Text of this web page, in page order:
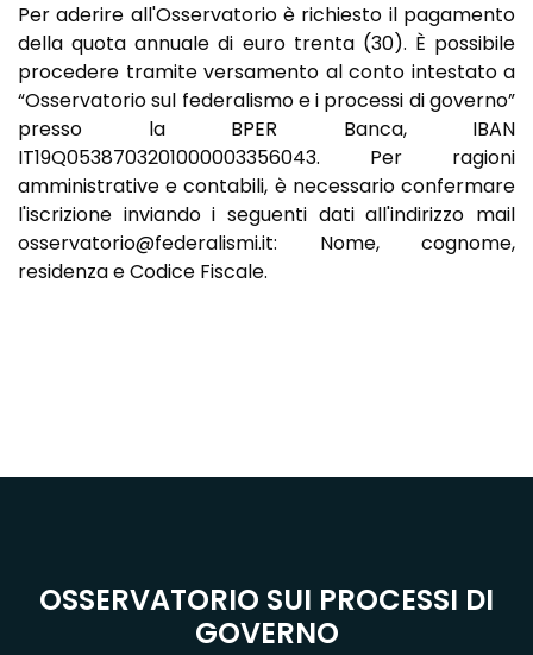
Per aderire all'Osservatorio è richiesto il pagamento
della quota annuale di euro trenta (30). È possibile
procedere tramite versamento al conto intestato a
“Osservatorio sul federalismo e i processi di governo”
presso la BPER Banca, IBAN
IT19Q0538703201000003356043. Per ragioni
amministrative e contabili, è necessario confermare
l'iscrizione inviando i seguenti dati all'indirizzo mail
osservatorio@federalismi.it: Nome, cognome,
residenza e Codice Fiscale.
OSSERVATORIO SUI PROCESSI DI
GOVERNO